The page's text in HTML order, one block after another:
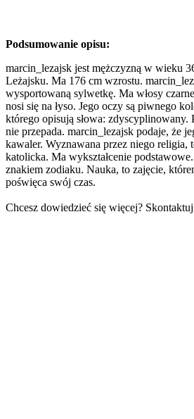
Podsumowanie opisu:
marcin_lezajsk jest mężczyzną w wieku
Leżajsku. Ma 176 cm wzrostu.
wysportowaną sylwetkę. Ma włosy
nosi się na łyso. Jego oczy są piwnego
którego opisują słowa: zdyscyplinowany.
nie przepada. marcin_lezajsk podaje, że
kawaler. Wyznawana przez niego religia,
katolicka. Ma wykształcenie
znakiem zodiaku. Nauka, to zajęcie,
poświęca swój czas.
Chcesz dowiedzieć się więcej?